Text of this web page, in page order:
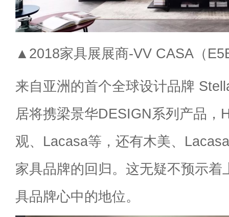
▲2018家具展展商-VV CASA（
来自亚洲的首个全球设计品牌
居将携梁景华DESIGN系列产品，
观、Lacasa等，还有木美、
家具品牌的回归。这无疑不预示着
具品牌心中的地位。